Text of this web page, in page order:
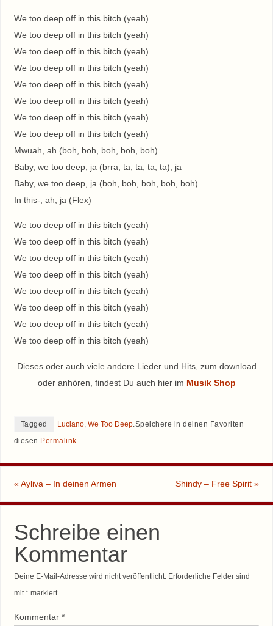
We too deep off in this bitch (yeah)
We too deep off in this bitch (yeah)
We too deep off in this bitch (yeah)
We too deep off in this bitch (yeah)
We too deep off in this bitch (yeah)
We too deep off in this bitch (yeah)
We too deep off in this bitch (yeah)
We too deep off in this bitch (yeah)
Mwuah, ah (boh, boh, boh, boh, boh)
Baby, we too deep, ja (brra, ta, ta, ta, ta), ja
Baby, we too deep, ja (boh, boh, boh, boh, boh)
In this-, ah, ja (Flex)
We too deep off in this bitch (yeah)
We too deep off in this bitch (yeah)
We too deep off in this bitch (yeah)
We too deep off in this bitch (yeah)
We too deep off in this bitch (yeah)
We too deep off in this bitch (yeah)
We too deep off in this bitch (yeah)
We too deep off in this bitch (yeah)
Dieses oder auch viele andere Lieder und Hits, zum download
oder anhören, findest Du auch hier im Musik Shop
Tagged Luciano, We Too Deep.Speichere in deinen Favoriten
diesen Permalink.
« Ayliva – In deinen Armen Shindy – Free Spirit»
Schreibe einen
Kommentar
Deine E-Mail-Adresse wird nicht veröffentlicht. Erforderliche Felder sind
mit*markiert
Kommentar *